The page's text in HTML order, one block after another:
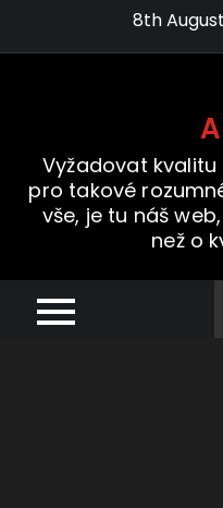
8th
Vyžadovat
pro takové
vše, je tu náš
než o